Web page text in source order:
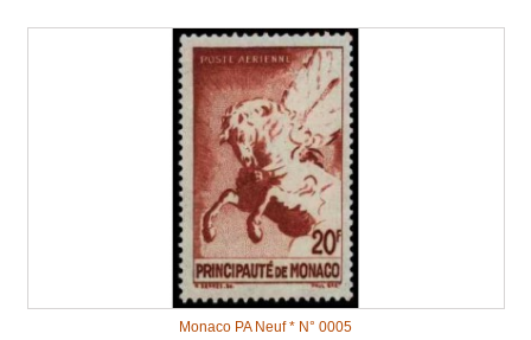
Monaco PA Neuf * N° 0005